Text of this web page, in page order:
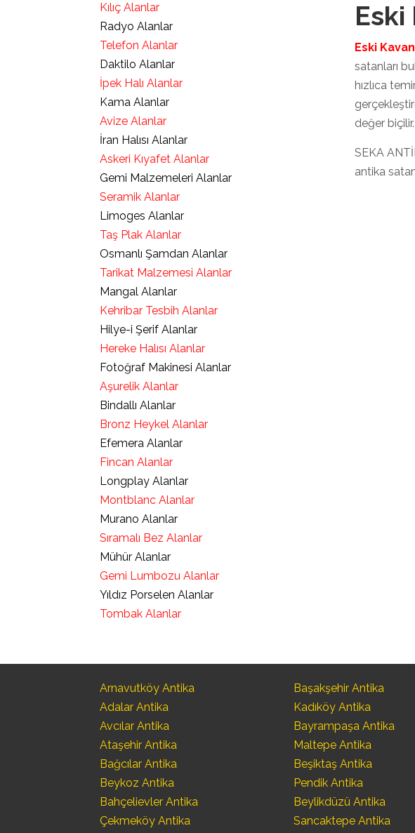
Eski
Eski
satanları
hızlıca
değer biçilir.
SEKA
antika
Kılıç Alanlar
Radyo Alanlar
Telefon Alanlar
Daktilo Alanlar
İpek Halı Alanlar
Kama Alanlar
Avize Alanlar
İran Halısı Alanlar
Askeri Kıyafet Alanlar
Gemi Malzemeleri Alanlar
Seramik Alanlar
Limoges Alanlar
Taş Plak Alanlar
Osmanlı Şamdan Alanlar
Tarikat Malzemesi Alanlar
Mangal Alanlar
Kehribar Tesbih Alanlar
Hilye-i Şerif Alanlar
Hereke Halısı Alanlar
Fotoğraf Makinesi Alanlar
Aşurelik Alanlar
Bindallı Alanlar
Bronz Heykel Alanlar
Efemera Alanlar
Fincan Alanlar
Longplay Alanlar
Montblanc Alanlar
Murano Alanlar
Sıramalı Bez Alanlar
Mühür Alanlar
Gemi Lumbozu Alanlar
Yıldız Porselen Alanlar
Tombak Alanlar
Arnavutköy Antika
Adalar Antika
Avcılar Antika
Ataşehir Antika
Bağcılar Antika
Beykoz Antika
Bahçelievler Antika
Çekmeköy Antika
Başakşehir Antika
Kadıköy Antika
Bayrampaşa Antika
Maltepe Antika
Beşiktaş Antika
Pendik Antika
Beylikdüzü Antika
Sancaktepe Antika